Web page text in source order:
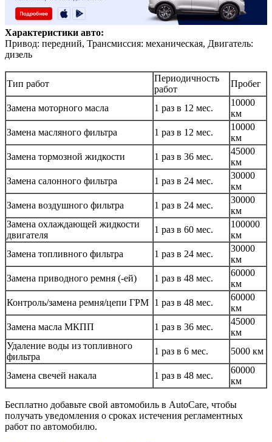
Характеристики авто:
Привод: передний, Трансмиссия: механическая, Двигатель:
дизель
Тип работ
Периодичность
работ
Пробег
Замена моторного масла 1 раз в 12 мес.
10000
км
Замена масляного фильтра
1 раз в 12 мес.
10000
км
Замена тормозной жидкости
1 раз в 36 мес.
45000
км
Замена салонного фильтра
1 раз в 24 мес.
30000
км
Замена воздушного фильтра
1 раз в 24 мес.
30000
км
Замена охлаждающей жидкости
двигателя
1 раз в 60 мес.
100000
км
Замена топливного фильтра
1 раз в 24 мес.
30000
км
Замена приводного ремня (-ей)
1 раз в 48 мес.
60000
км
Контроль/замена ремня/цепи ГРМ 1 раз в 48 мес.
60000
км
Замена масла МКПП
1 раз в 36 мес.
45000
км
Удаление воды из топливного
фильтра
1 раз в 6 мес. 5000 км
Замена свечей накала 1 раз в 48 мес.
60000
км
Бесплатно добавьте свой автомобиль в AutoCare, чтобы
получать уведомления о сроках истечения регламентных
работ по автомобилю.